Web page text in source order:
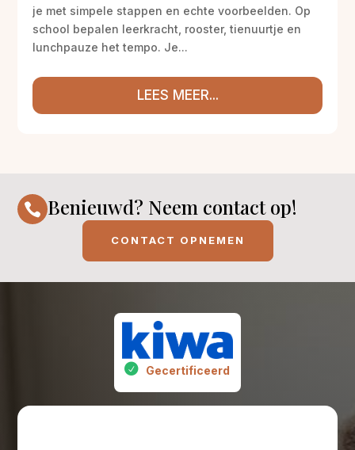
je met simpele stappen en echte voorbeelden. Op
school bepalen leerkracht, rooster, tienuurtje en
lunchpauze het tempo. Je...
LEES MEER...
 Benieuwd? Neem contact op!
CONTACT OPNEMEN
Gecertificeerd